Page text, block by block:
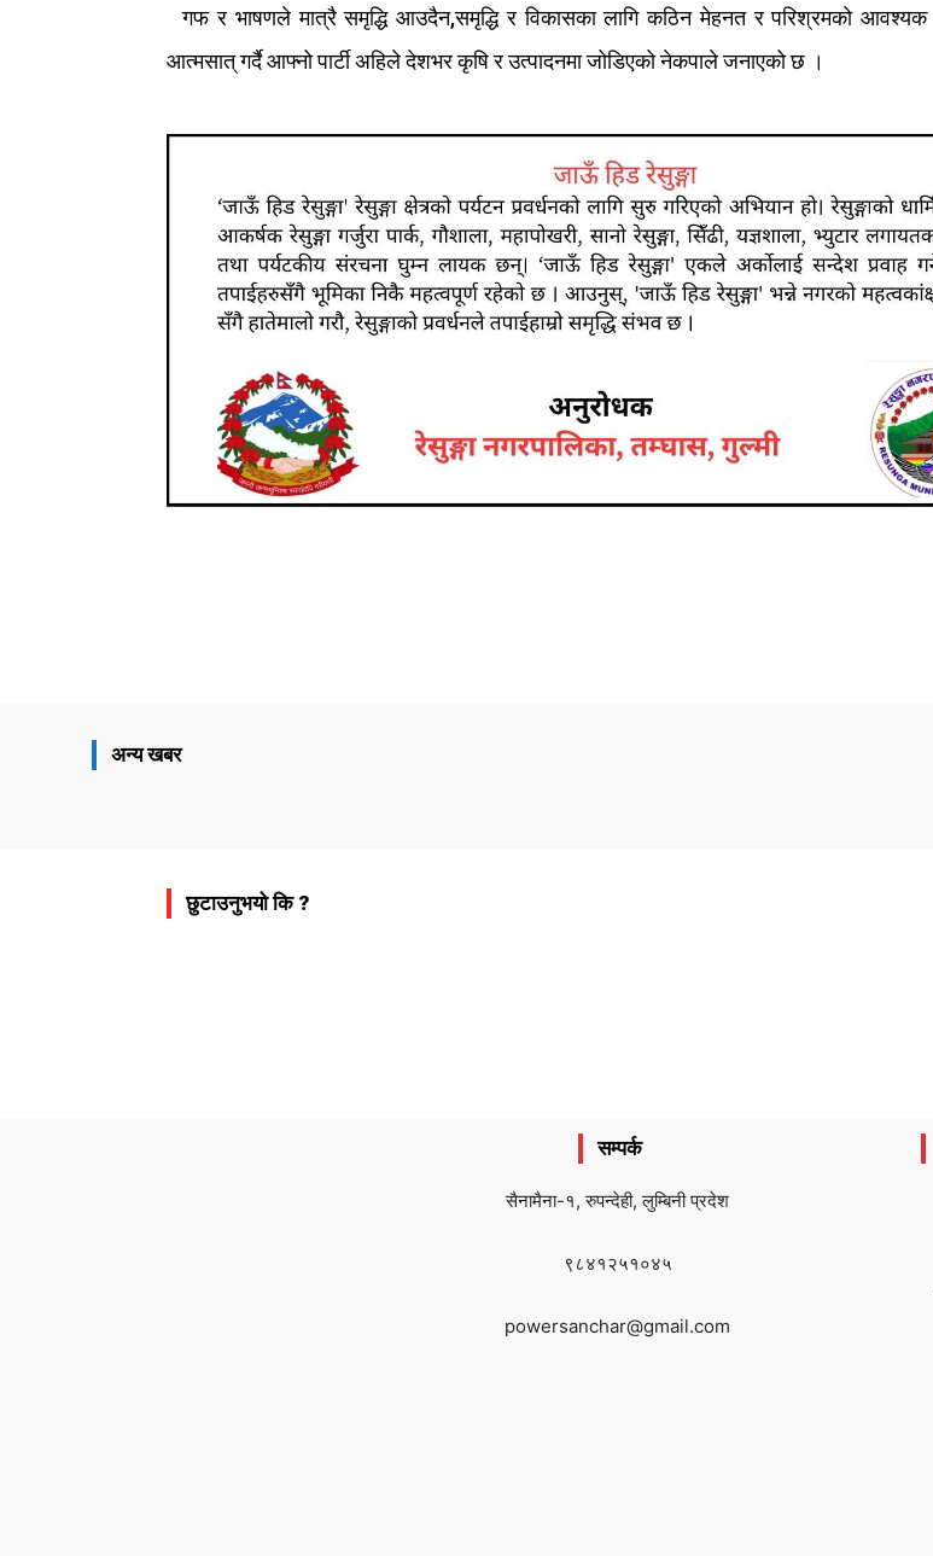
गफ र भाषणले मात्रै समृद्धि आउदैन,समृद्धि र विकासका लागि कठिन मेहनत र परिश्रमको आवश्यक
आत्मसात्गर्दै आफ्नो पार्टीअहिलेदेशभरकृषिरउत्पादनमाजोडिएकोनेकपालेजनाएकोछ ।
अन्य खबर
छुटाउनुभयो कि ?
सम्पर्क
सैनामैना-१, रुपन्देही, लुम्बिनी प्रदेश
९८४१२५१०४५
powersanchar@gmail.com